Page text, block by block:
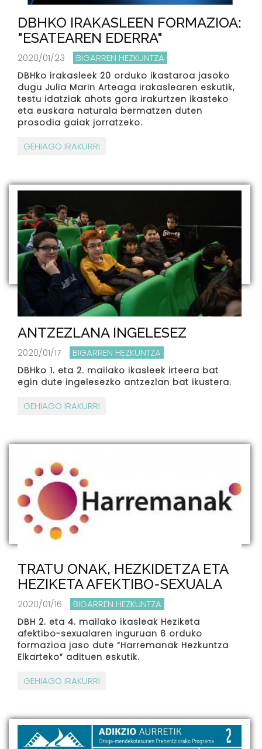
DBHKO IRAKASLEEN FORMAZIOA:
"ESATEAREN EDERRA"
2020/01/23 BIGARREN HEZKUNTZA
DBHko irakasleek 20 orduko ikastaroa jasoko
dugu Julia Marin Arteaga irakaslearen eskutik,
testu idatziak ahots gora irakurtzen ikasteko
eta euskara naturala bermatzen duten
prosodia gaiak jorratzeko.
GEHIAGO IRAKURRI
ANTZEZLANA INGELESEZ
2020/01/17 BIGARREN HEZKUNTZA
DBHko 1. eta 2. mailako ikasleek irteera bat
egin dute ingelesezko antzezlan bat ikustera.
GEHIAGO IRAKURRI
TRATU ONAK, HEZKIDETZA ETA
HEZIKETA AFEKTIBO-SEXUALA
2020/01/16 BIGARREN HEZKUNTZA
DBH 2. eta 4. mailako ikasleak Heziketa
afektibo-sexualaren inguruan 6 orduko
formazioa jaso dute “Harremanak Hezkuntza
Elkarteko” adituen eskutik.
GEHIAGO IRAKURRI